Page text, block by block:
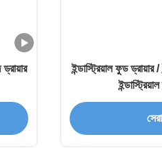
ইন্ডাস্ট্রিয়াল ফুড ড্রায়ার